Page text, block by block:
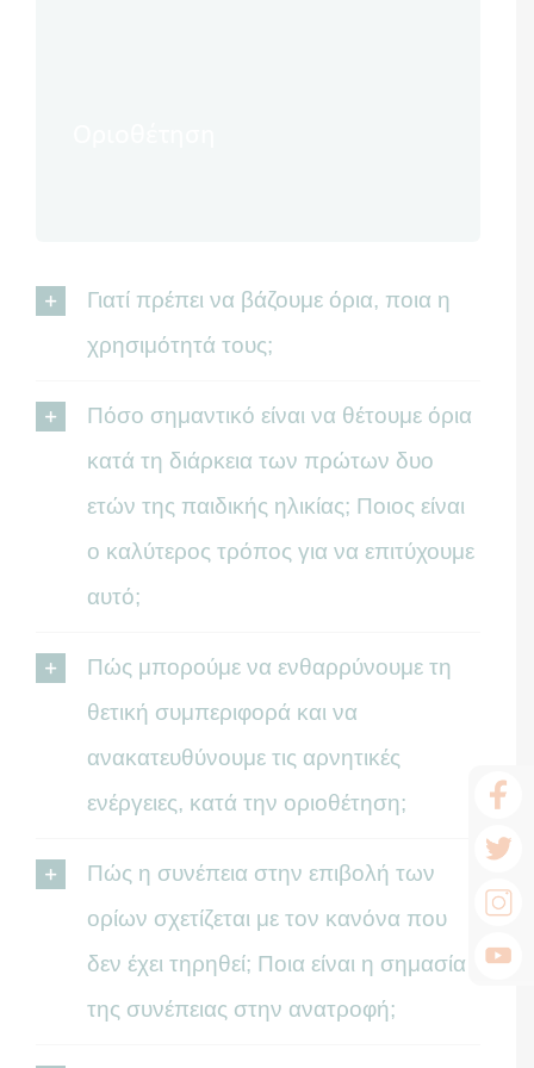
Γιατί πρέπει να βάζουμε όρια, ποια η
χρησιμότητά τους;
Πόσο σημαντικό είναι να θέτουμε όρια
κατά τη διάρκεια των πρώτων δυο
ετών της παιδικής ηλικίας; Ποιος είναι
ο καλύτερος τρόπος για να επιτύχουμε
αυτό;
Πώς μπορούμε να ενθαρρύνουμε τη
θετική συμπεριφορά και να
ανακατευθύνουμε τις αρνητικές
ενέργειες, κατά την οριοθέτηση;
Πώς η συνέπεια στην επιβολή των
ορίων σχετίζεται με τον κανόνα που
δεν έχει τηρηθεί; Ποια είναι η σημασία
της συνέπειας στην ανατροφή;